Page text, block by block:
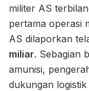
militer AS
pertama operasi
AS dilaporkan
miliar. Sebagian
amunisi,
dukungan